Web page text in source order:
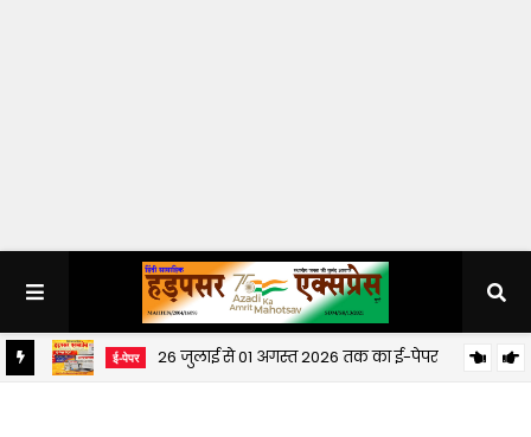
ई-पेपर 26 जुलाई से 01 अगस्त 2026 तक का ई-पेपर